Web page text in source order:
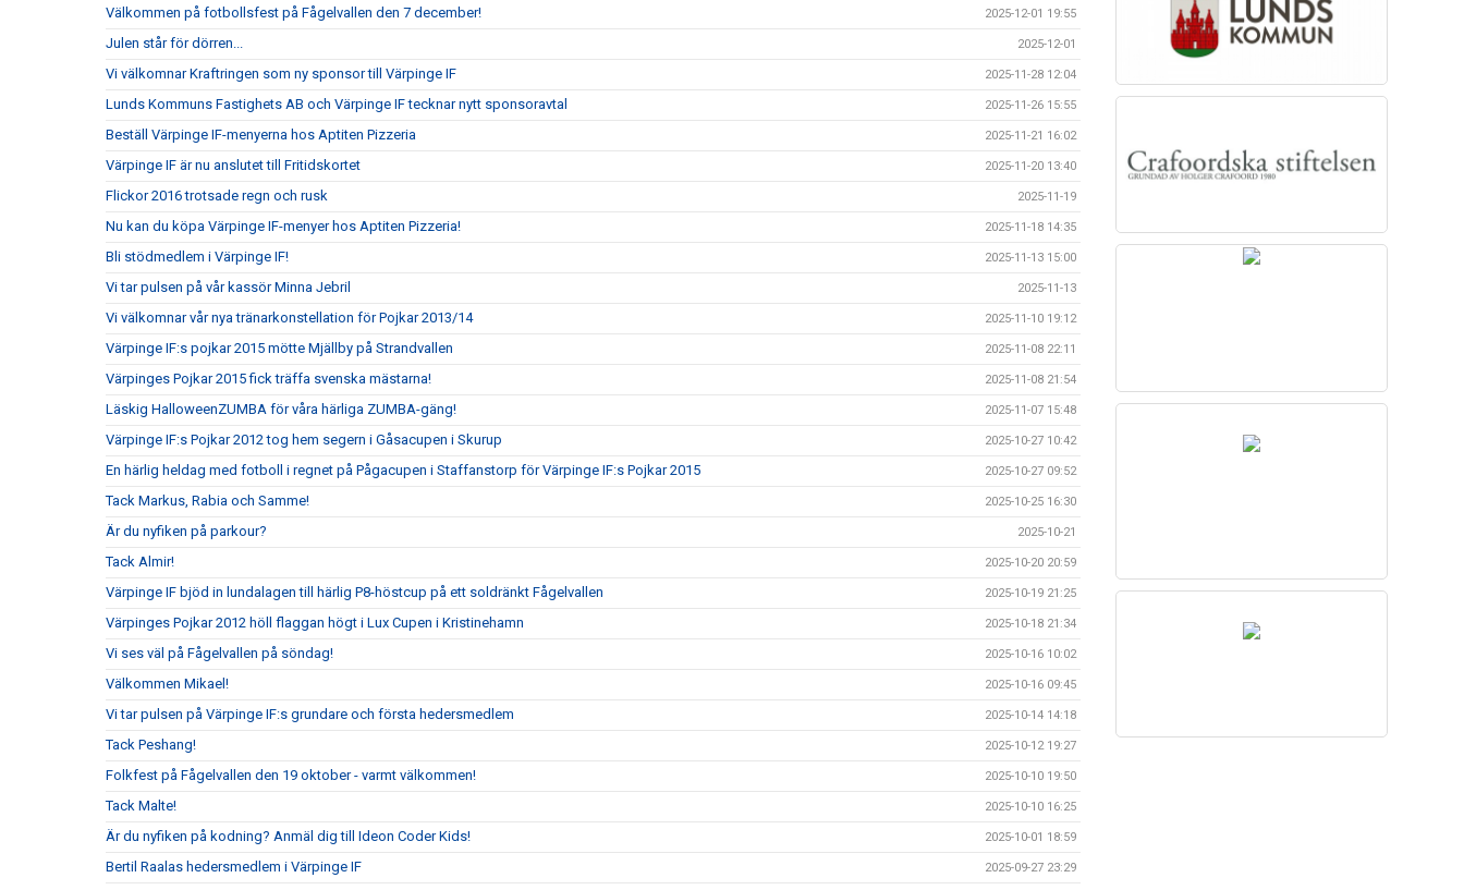
Välkommen på fotbollsfest på Fågelvallen den 7 december! 2025-12-01 19:55
Julen står för dörren... 2025-12-01
Vi välkomnar Kraftringen som ny sponsor till Värpinge IF 2025-11-28 12:04
Lunds Kommuns Fastighets AB och Värpinge IF tecknar nytt sponsoravtal 2025-11-26 15:55
Beställ Värpinge IF-menyerna hos Aptiten Pizzeria 2025-11-21 16:02
Värpinge IF är nu anslutet till Fritidskortet 2025-11-20 13:40
Flickor 2016 trotsade regn och rusk 2025-11-19
Nu kan du köpa Värpinge IF-menyer hos Aptiten Pizzeria! 2025-11-18 14:35
Bli stödmedlem i Värpinge IF! 2025-11-13 15:00
Vi tar pulsen på vår kassör Minna Jebril 2025-11-13
Vi välkomnar vår nya tränarkonstellation för Pojkar 2013/14 2025-11-10 19:12
Värpinge IF:s pojkar 2015 mötte Mjällby på Strandvallen 2025-11-08 22:11
Värpinges Pojkar 2015 fick träffa svenska mästarna! 2025-11-08 21:54
Läskig HalloweenZUMBA för våra härliga ZUMBA-gäng! 2025-11-07 15:48
Värpinge IF:s Pojkar 2012 tog hem segern i Gåsacupen i Skurup 2025-10-27 10:42
En härlig heldag med fotboll i regnet på Pågacupen i Staffanstorp för Värpinge IF:s Pojkar 2015 2025-10-27 09:52
Tack Markus, Rabia och Samme! 2025-10-25 16:30
Är du nyfiken på parkour? 2025-10-21
Tack Almir! 2025-10-20 20:59
Värpinge IF bjöd in lundalagen till härlig P8-höstcup på ett soldränkt Fågelvallen 2025-10-19 21:25
Värpinges Pojkar 2012 höll flaggan högt i Lux Cupen i Kristinehamn 2025-10-18 21:34
Vi ses väl på Fågelvallen på söndag! 2025-10-16 10:02
Välkommen Mikael! 2025-10-16 09:45
Vi tar pulsen på Värpinge IF:s grundare och första hedersmedlem 2025-10-14 14:18
Tack Peshang! 2025-10-12 19:27
Folkfest på Fågelvallen den 19 oktober - varmt välkommen! 2025-10-10 19:50
Tack Malte! 2025-10-10 16:25
Är du nyfiken på kodning? Anmäl dig till Ideon Coder Kids! 2025-10-01 18:59
Bertil Raalas hedersmedlem i Värpinge IF 2025-09-27 23:29